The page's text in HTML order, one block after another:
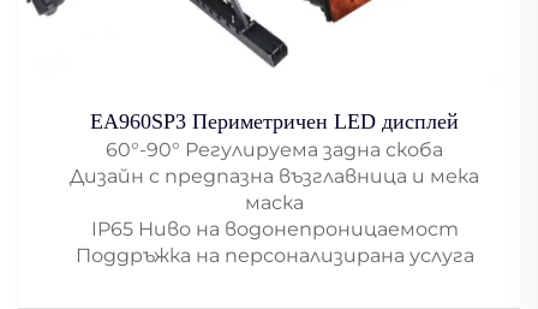
EA960SP3 Периметричен LED дисплей
60°-90° Регулируема задна скоба
Дизайн с предпазна възглавница и мека
маска
IP65 Ниво на водонепроницаемост
Поддръжка на персонализирана услуга